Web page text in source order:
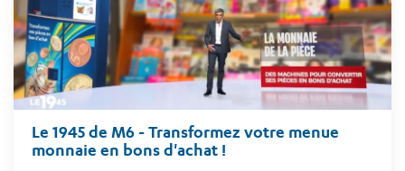
Le 1945 de M6 - Transformez votre menue
monnaie en bons d'achat !